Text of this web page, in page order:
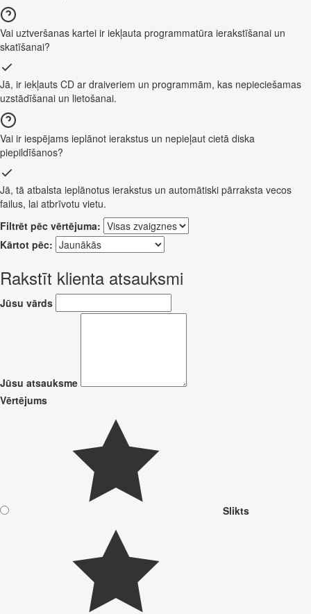
Vai uztveršanas kartei ir iekļauta programmatūra ierakstīšanai un
skatīšanai?
Jā, ir iekļauts CD ar draiveriem un programmām, kas nepieciešamas
uzstādīšanai un lietošanai.
Vai ir iespējams ieplānot ierakstus un nepieļaut cietā diska
piepildīšanos?
Jā, tā atbalsta ieplānotus ierakstus un automātiski pārraksta vecos
failus, lai atbrīvotu vietu.
Filtrēt pēc vērtējuma:
Kārtot pēc:
Rakstīt klienta atsauksmi
Jūsu vārds
Jūsu atsauksme
Vērtējums
Slikts